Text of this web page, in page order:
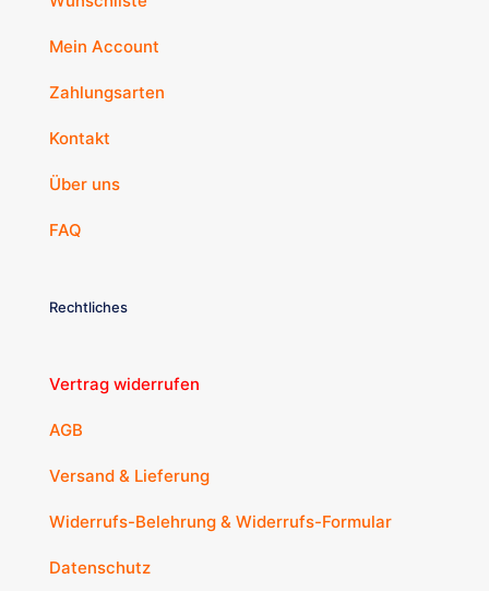
Mein Account
Zahlungsarten
Kontakt
Über uns
FAQ
Rechtliches
Vertrag widerrufen
AGB
Versand & Lieferung
Widerrufs-Belehrung & Widerrufs-Formular
Datenschutz